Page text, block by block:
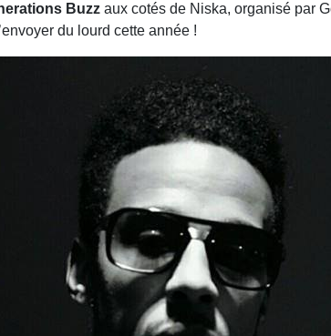
Buzz aux cotés de Niska, organisé par
du lourd cette année !